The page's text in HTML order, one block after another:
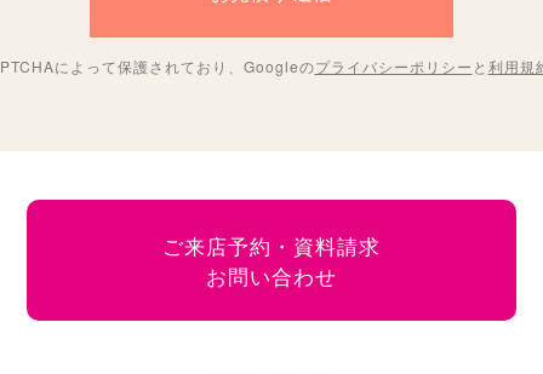
によって保護されており、Googleのプライバシーポリシー と 利用規
ご来店予約・資料請求
お問い合わせ